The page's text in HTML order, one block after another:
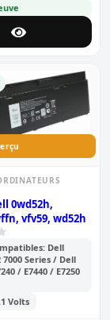
0wd52h,
vfv59, wd52h
Dell
Series / Dell
/ E7440 / E7250
Volts